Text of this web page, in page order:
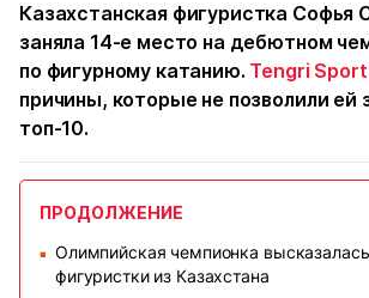
Казахстанская фигуристка Софья
заняла 14-е место на дебютном
по фигурному катанию. Tengri Sport
причины, которые не позволили ей
топ-10.
ПРОДОЛЖЕНИЕ
■
Олимпийская чемпионка
фигуристки из Казахстана